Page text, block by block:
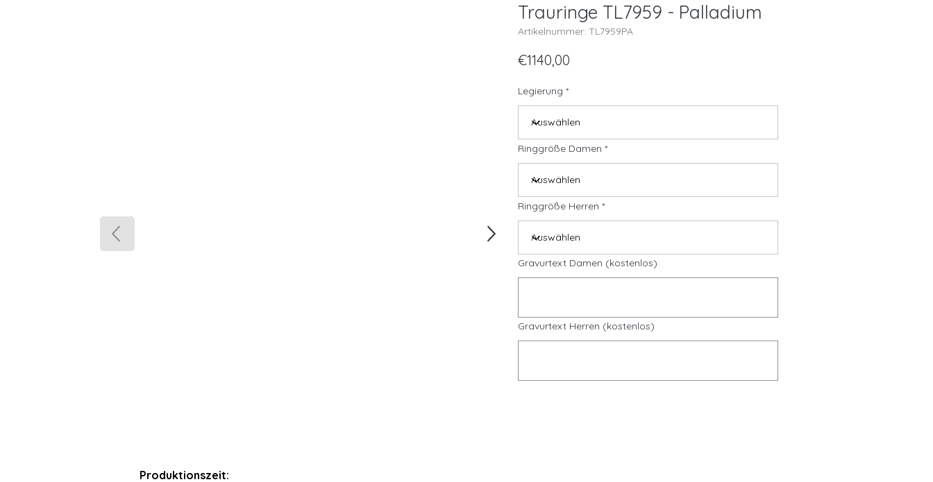
Produktionszeit:
Trauringe TL7959 - Palladium
Artikelnummer: TL7959PA
€1140,00
Legierung
Ringgröße Damen
Ringgröße Herren
Gravurtext Damen (kostenlos)
Gravurtext Herren (kostenlos)